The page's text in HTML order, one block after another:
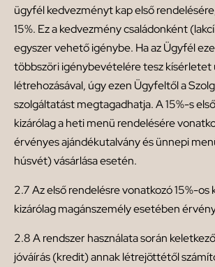
ügyfél kedvezményt kap első
15%. Ez a kedvezmény családonként
egyszer vehető igénybe. Ha az Ügyfél
többszöri igénybevételére tesz kísérletet
létrehozásával, úgy ezen Ügyfeltől a
szolgáltatást megtagadhatja. A 15%-s
kizárólag a heti menü rendelésére
érvényes ajándékutalvány és ünnepi
húsvét) vásárlása esetén.
2.7 Az első rendelésre vonatkozó 15%-os
kizárólag magánszemély esetében
2.8 A rendszer használata során
jóváírás (kredit) annak létrejöttétől